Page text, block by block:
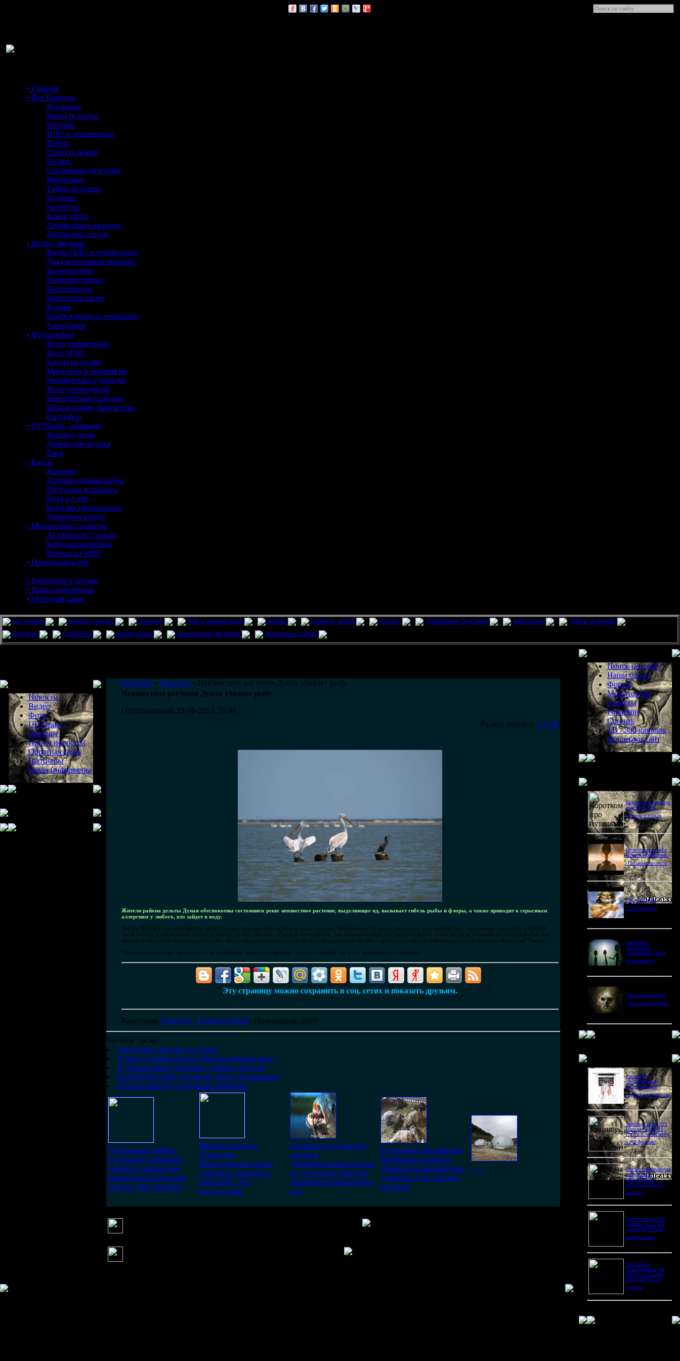
• Главная
• Все Новости
Pro жизнь
Новости науки
Человек
НЛО и пришельцы
Война
Планета Земля
Космос
Стихийные бедствия
Животные
Тайны истории
Будущее
Гипотезы
Конец света
Аномальные явления
Авторские статьи
• Видео, фильмы
Видео НЛО и пришельцы
Документальные фильмы
Телепередачи
Познавательные
Непознанное
Криптозоология
В мире
Пробуждение и осознание
Anonymous
• Фотоальбом
Фото пришельцев
Фото НЛО
Круги на полях
Мегалиты и артефакты
Неизвестные существа
Фото привидений
Невероятные находки
Шокирующее творчество
На разбор
• UFOleaks - общение
Вещают люди
Домик для отдыха
Баня
• Блоги
Мозаика
Альтернативная наука
Прогнозы астролога
Путь к Себе
Копилка интересного
Помогаем в беде
• Мониторинг планеты
Активность Солнца
Карта катаклизмов
Камера на МКС
• Прием новостей
• Партнеры и друзья
• Наши информеры
• Обратная связь
pro жизнь новости науки человек нло и пришельцы война планета земля космос стихийные бедствия животные
тайны истории
будущее
гипотезы конец света аномальные явления авторские статьи
Новости
Видео
Фото
UFOleaks -
общение
Прием новостей
Обратная связь
Партнеры
Наши информеры
UfoLeaks » Новости » Неизвестное растение Дуная убивает рыбу
Неизвестное растение Дуная убивает рыбу
Опубликовано: 19-06-2012, 19:48
Размер шрифта: A A A
Жители района дельты Дуная обеспокоены состоянием реки: неизвестное растение, выделяющее яд, вызывает гибель рыбы и флоры, а также приводит к серьезным
аллергиям у любого, кто зайдет в воду.
Рыбаки Хиновы, где рыболовство является единственным источником дохода, серьезно обеспокоены: большинство из них уже подверглось «нападению» ядовитых растений:
после выхода из воды места укусов начинают сильно опухать. «Вначале нам казалось, что травмы вызваны укусами насекомых. Сами укусы не являются болезненными, но при
выходе из воды тело покрывается сыпью – за всю свою рыбацкую жизнь это первый подобный случай», – рассказали жители информационному изданию «Romanian Times».
Местные жители уже окрестили столь необычное природное явление «бычьей головой» из-за его внушительного размера.
Эту страницу можно сохранить в соц. сетях и показать друзьям.
Категория: Новости / Планета Земля | Просмотров: 2097
Читайте также:
Загадочное явление на Урале
Дождь из рыбы выпал в Краснодарском крае
В Днепре живут пираньи, крабы и медузы
Не ЧУПОКАБРА ли увечит овец в Башкирии?
НЛОподобный дом Роберта Камнера
Необычный эффект
подобный Северному
сиянию в начале мая
наблюдался в Верхнем
Уфалее. Мистическое
Жители станицы
Северской
Краснодарского края
собирают упавшую с
неба рыбу. Это
последствия
Открытие купального
сезона в
Днепропетровске может
не состояться. Жители
Днепропетровска живут
под
В деревне Сайгафарово
Баймакского района
объявилось неизвестное
существо. Так считают
местные
......
Поиск по сайту
Наши блоги
Форум
Мониторинг
планеты
Гороскоп
Сонник
ТВ - 300 каналов
Поддержи сайт
Короткометражка про
путешествия во
времени и эгоизм.
Битва цивилизаций с
Игорем Прокопенко.
"Письма из космоса"
Странное дело.
"Стрелы богов"
Секретные
территории.
"Пришельцы. Дверь
во Вселенную"
Обманутые наукой.
"Исцеление смертью"
Как выбрать
снотворное для
восстановления
режима после отпуска
Samsung Galaxy S26
Ultra vs Xiaomi 16
Pro Ultra: битва камер
и ИИ-функций
Ремонт перфораторов
и сварочных
аппаратов: как
выбрать сервис без
лишнего
Размер или чистота
бриллианта: на чем
сделать акцент при
выборе кольца
Российский
балансировщик для
отказоустойчивых
ИТ-сервисов: как
оценить